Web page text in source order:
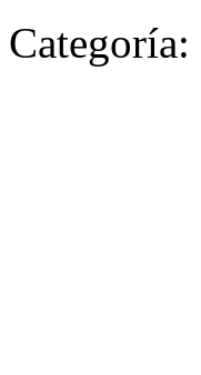
Categoría: